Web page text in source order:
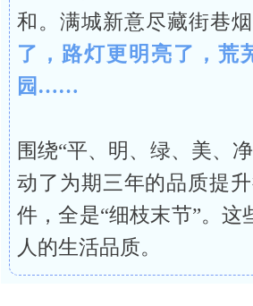
和。满城新意尽藏街巷烟
了，路灯更明亮了，荒
园……
围绕“平、明、绿、美、
动了为期三年的品质提
件，全是“细枝末节”。这
人的生活品质。